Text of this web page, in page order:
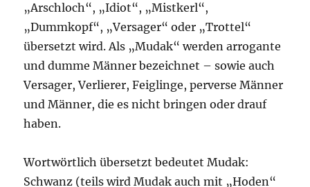
„Arschloch“, „Idiot“, „Mistkerl“,
„Dummkopf“, „Versager“ oder „Trottel“
übersetzt wird. Als „Mudak“ werden arrogante
und dumme Männer bezeichnet – sowie auch
Versager, Verlierer, Feiglinge, perverse Männer
und Männer, die es nicht bringen oder drauf
haben.
Wortwörtlich übersetzt bedeutet Mudak:
Schwanz (teils wird Mudak auch mit „Hoden“